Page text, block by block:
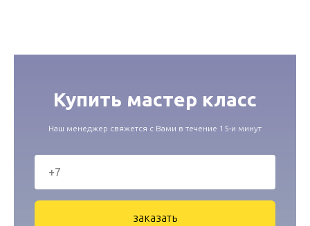
Купить мастер класс
Наш менеджер свяжется с Вами в течение 15-и минут
заказать